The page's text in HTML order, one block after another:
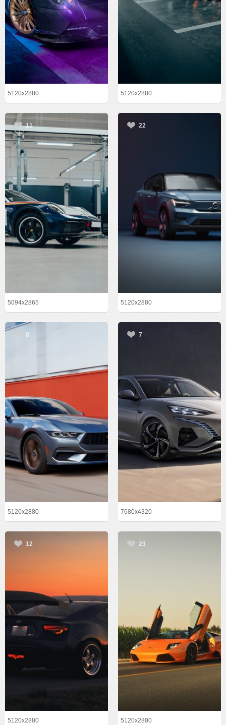
5120x2880 5120x2880
11
5094x2865
22
5120x2880
8
5120x2880
7
7680x4320
12
5120x2880
23
5120x2880